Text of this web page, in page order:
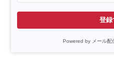
登録
Powered by メール配